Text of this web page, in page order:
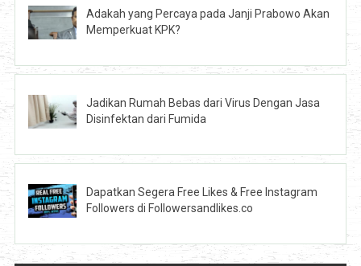
Adakah yang Percaya pada Janji Prabowo Akan
Memperkuat KPK?
Jadikan Rumah Bebas dari Virus Dengan Jasa
Disinfektan dari Fumida
Dapatkan Segera Free Likes & Free Instagram
Followers di Followersandlikes.co